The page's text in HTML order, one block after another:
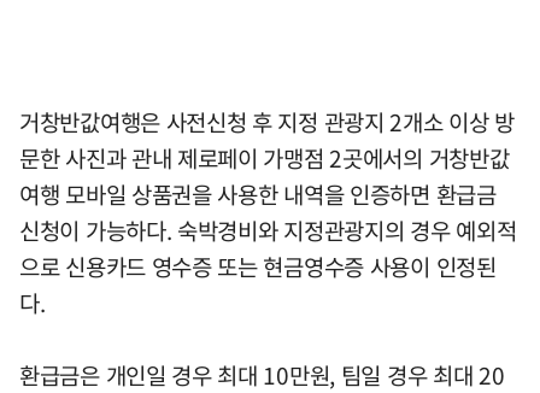
거창반값여행은 사전신청 후 지정 관광지 2개소 이상 방
문한 사진과 관내 제로페이 가맹점 2곳에서의 거창반값
여행 모바일 상품권을 사용한 내역을 인증하면 환급금
신청이 가능하다. 숙박경비와 지정관광지의 경우 예외적
으로 신용카드 영수증 또는 현금영수증 사용이 인정된
다.
환급금은 개인일 경우 최대 10만원, 팀일 경우 최대 20